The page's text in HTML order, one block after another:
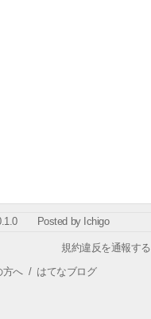
Posted by Ichigo
規約違反を通報する
方へ/ はてなブログ